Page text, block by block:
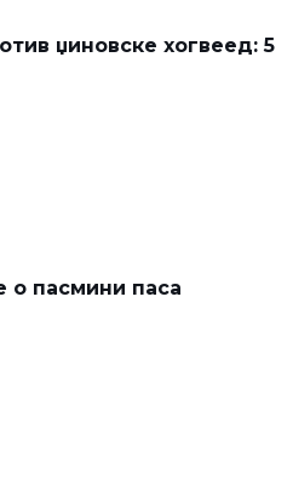
џиновске хогвеед: 5
о пасмини паса